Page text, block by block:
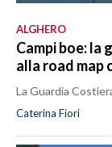
ALGHERO
Campi boe: la
alla road map
La Guardia
Caterina Fiori